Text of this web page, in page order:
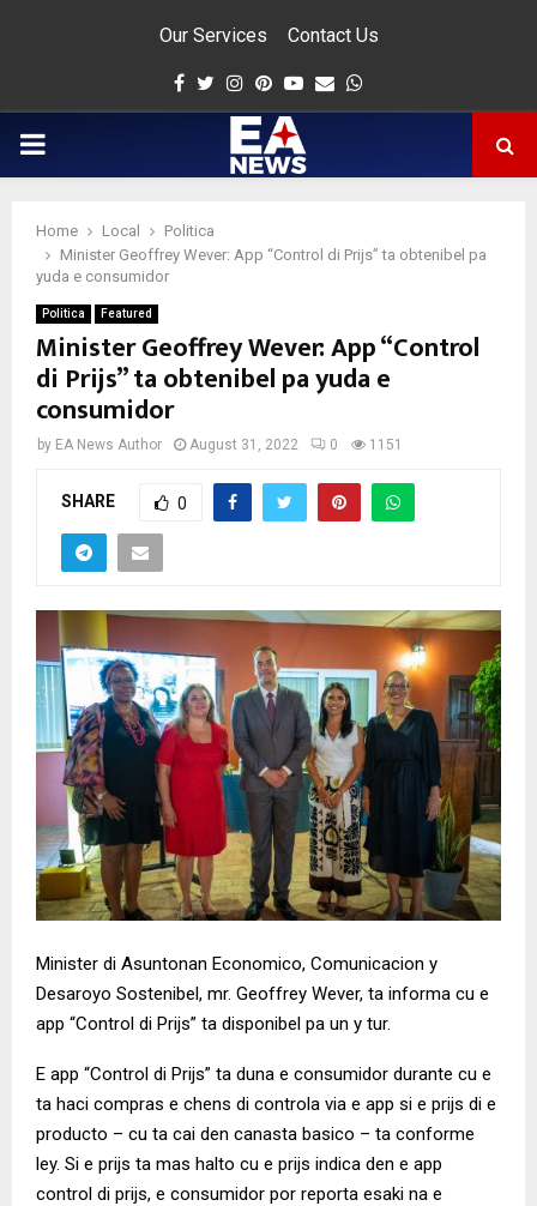
Our Services Contact Us
Facebook
Twitter
Instagram
Pinterest
Youtube
Email
PRIMARY
Home Local
Politica
Minister Geoffrey Wever: App “Control di Prijs” ta obtenibel pa
yuda e consumidor
Politica Featured
Minister Geoffrey Wever: App “Control
di Prijs” ta obtenibel pa yuda e
consumidor
by EA News Author August 31, 2022 0 1151
SHARE 0
Minister di Asuntonan Economico, Comunicacion y
Desaroyo Sostenibel, mr. Geoffrey Wever, ta informa cu e
app “Control di Prijs” ta disponibel pa un y tur.
E app “Control di Prijs” ta duna e consumidor durante cu e
ta haci compras e chens di controla via e app si e prijs di e
producto – cu ta cai den canasta basico – ta conforme
ley. Si e prijs ta mas halto cu e prijs indica den e app
control di prijs, e consumidor por reporta esaki na e